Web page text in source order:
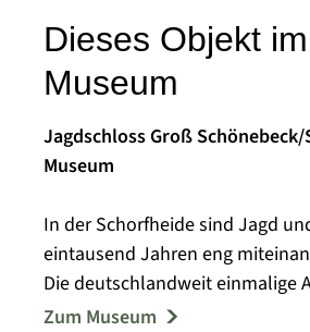
Dieses Objekt im
Museum
Jagdschloss Groß
Museum
In der Schorfheide sind Jagd
eintausend Jahren eng
Die deutschlandweit einmalige
der Museumsscheune
Zum Museum